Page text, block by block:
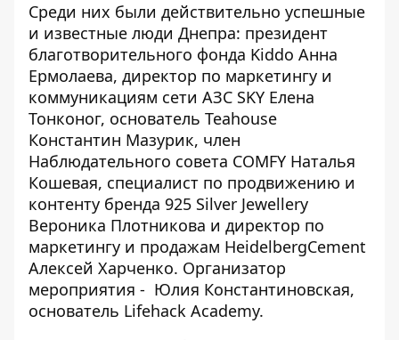
Среди них были действительно успешные
и известные люди Днепра: президент
благотворительного фонда Kiddo Анна
Ермолаева, директор по маркетингу и
коммуникациям сети АЗС SKY Елена
Тонконог, основатель Teahouse
Константин Мазурик, член
Наблюдательного совета COMFY Наталья
Кошевая, специалист по продвижению и
контенту бренда 925 Silver Jewellery
Вероника Плотникова и директор по
маркетингу и продажам HeidelbergCement
Алексей Харченко. Организатор
мероприятия - Юлия Константиновская,
основатель Lifehack Academy.